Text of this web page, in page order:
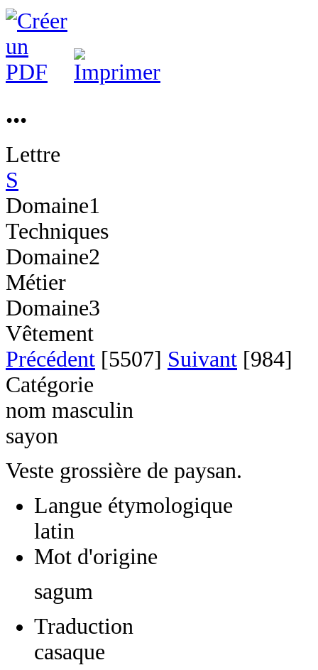
...
Lettre
S
Domaine1
Techniques
Domaine2
Métier
Domaine3
Vêtement
Précédent [5507] Suivant [984]
Catégorie
nom masculin
sayon
Veste grossière de paysan.
Langue étymologique
latin
Mot d'origine
sagum
Traduction
casaque